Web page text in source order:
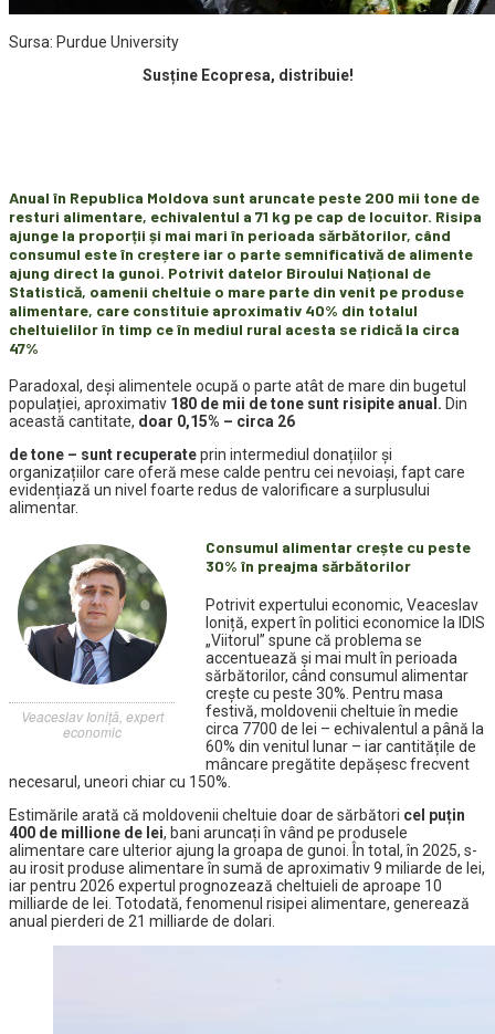
Sursa: Purdue University
Susține Ecopresa, distribuie!
Anual în Republica Moldova sunt aruncate peste 200 mii tone de
resturi alimentare, echivalentul a 71 kg pe cap de locuitor. Risipa
ajunge la proporții și mai mari în perioada sărbătorilor, când
consumul este în creștere iar o parte semnificativă de alimente
ajung direct la gunoi. Potrivit datelor Biroului Național de
Statistică, oamenii cheltuie o mare parte din venit pe produse
alimentare, care constituie aproximativ 40% din totalul
cheltuielilor în timp ce în mediul rural acesta se ridică la circa
47%
Paradoxal, deși alimentele ocupă o parte atât de mare din bugetul
populației, aproximativ 180 de mii de tone sunt risipite anual. Din
această cantitate, doar 0,15% – circa 26
de tone – sunt recuperateprin intermediul donațiilor și
organizațiilor care oferă mese calde pentru cei nevoiași, fapt care
evidențiază un nivel foarte redus de valorificare a surplusului
alimentar.
Veaceslav Ioniță, expert
economic
Consumul alimentar crește cu peste
30% în preajma sărbătorilor
Potrivit expertului economic, Veaceslav
Ioniță, expert în politici economice la IDIS
„Viitorul” spune că problema se
accentuează și mai mult în perioada
sărbătorilor, când consumul alimentar
crește cu peste 30%. Pentru masa
festivă, moldovenii cheltuie în medie
circa 7700 de lei – echivalentul a până la
60% din venitul lunar – iar cantitățile de
mâncare pregătite depășesc frecvent
necesarul, uneori chiar cu 150%.
Estimările arată că moldovenii cheltuie doar de sărbători cel puțin
400 de millione de lei, bani aruncați în vând pe produsele
alimentare care ulterior ajung la groapa de gunoi. În total, în 2025, s-
au irosit produse alimentare în sumă de aproximativ 9 miliarde de lei,
iar pentru 2026 expertul prognozează cheltuieli de aproape 10
milliarde de lei. Totodată, fenomenul risipei alimentare, generează
anual pierderi de 21 milliarde de dolari.